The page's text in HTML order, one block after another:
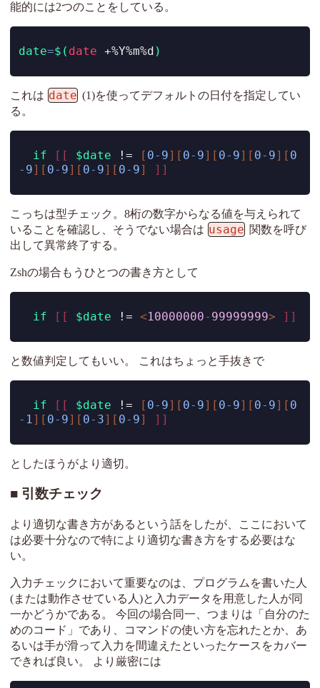
能的には2つのことをしている。
date=$( date +%Y%m%d )
これは date (1)を使ってデフォルトの日付を指定してい
る。
if [[ $date != [ 0- 9][ 0- 9][ 0- 9][ 0- 9][ 0
- 9][ 0- 9][ 0- 9][ 0- 9] ]]
こっちは型チェック。8桁の数字からなる値を与えられて
いることを確認し、そうでない場合は usage 関数を呼び
出して異常終了する。
Zshの場合もうひとつの書き方として
if [[ $date != <10000000- 99999999> ]]
と数値判定してもいい。 これはちょっと手抜きで
if [[ $date != [ 0- 9][ 0- 9][ 0- 9][ 0- 9][ 0
- 1 ][ 0- 9][ 0- 3][ 0- 9] ]]
としたほうがより適切。
引数チェック
より適切な書き方があるという話をしたが、ここにおいて
は必要十分なので特により適切な書き方をする必要はな
い。
入力チェックにおいて重要なのは、プログラムを書いた人
(または動作させている人)と入力データを用意した人が同
一かどうかである。 今回の場合同一、つまりは「自分のた
めのコード」であり、コマンドの使い方を忘れたとか、あ
るいは手が滑って入力を間違えたといったケースをカバー
できれば良い。 より厳密には